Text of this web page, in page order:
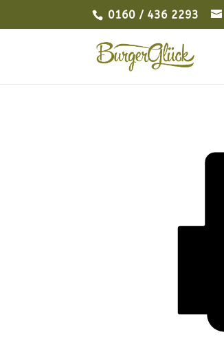
0160 / 436 2293